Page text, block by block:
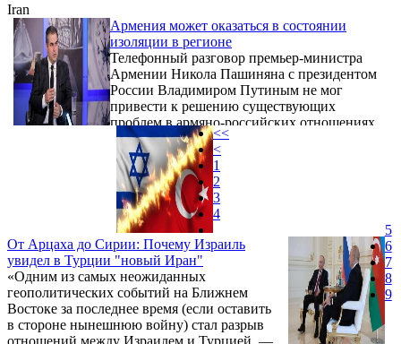
Iran
Армения может оказаться в состоянии
изоляции в регионе
Телефонный разговор премьер-министра
Армении Никола Пашиняна с президентом
России Владимиром Путиным не мог
привести к решению существующих
проблем в армяно-российских отношениях,
поскольку они носят не только
экономический, но и институциональный и
геополитический характер. Об этом заявил
политолог Грант Микаелян.
От Арцаха до Сирии: Почему Израиль
увидел в Турции "новый Иран"
«Одним из самых неожиданных
геополитических событий на Ближнем
Востоке за последнее время (если оставить
в стороне нынешнюю войну) стал разрыв
отношений между Израилем и Турцией, —
<<
<
1
2
3
4
5
6
7
8
9